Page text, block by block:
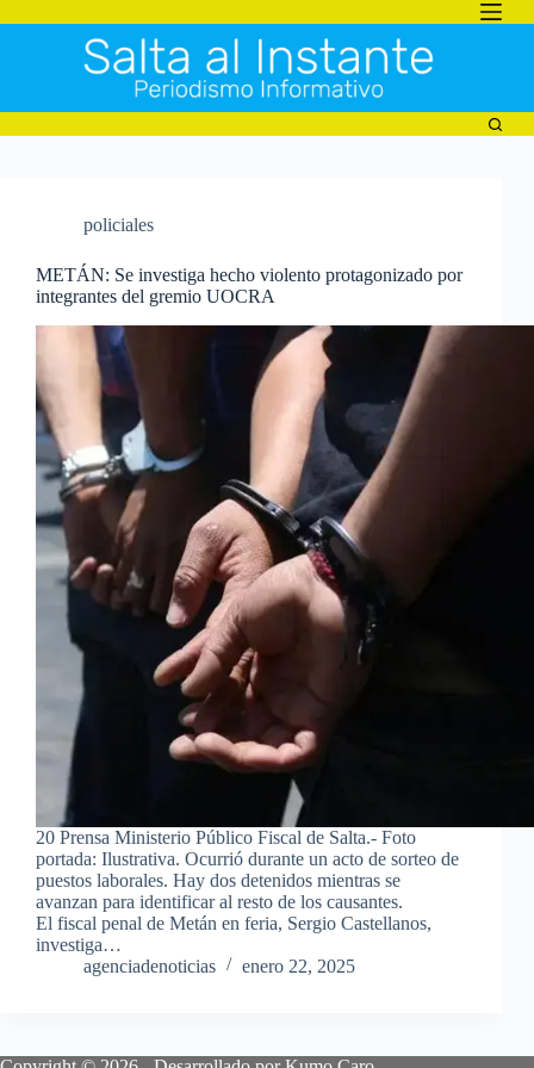
al
policiales
METÁN: Se investiga hecho violento protagonizado por
integrantes del gremio UOCRA
20 Prensa Ministerio Público Fiscal de Salta.- Foto
portada: Ilustrativa. Ocurrió durante un acto de sorteo de
puestos laborales. Hay dos detenidos mientras se
avanzan para identificar al resto de los causantes.
El fiscal penal de Metán en feria, Sergio Castellanos,
investiga…
agenciadenoticias
enero 22, 2025